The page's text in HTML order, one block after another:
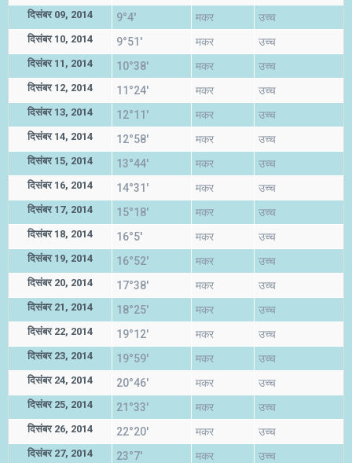
दिसंबर 09, 2014 9°4' मकर उच्च
दिसंबर 10, 2014 9°51' मकर उच्च
दिसंबर 11, 2014 10°38' मकर उच्च
दिसंबर 12, 2014 11°24' मकर उच्च
दिसंबर 13, 2014 12°11' मकर उच्च
दिसंबर 14, 2014 12°58' मकर उच्च
दिसंबर 15, 2014 13°44' मकर उच्च
दिसंबर 16, 2014 14°31' मकर उच्च
दिसंबर 17, 2014 15°18' मकर उच्च
दिसंबर 18, 2014 16°5' मकर उच्च
दिसंबर 19, 2014 16°52' मकर उच्च
दिसंबर 20, 2014 17°38' मकर उच्च
दिसंबर 21, 2014 18°25' मकर उच्च
दिसंबर 22, 2014 19°12' मकर उच्च
दिसंबर 23, 2014 19°59' मकर उच्च
दिसंबर 24, 2014 20°46' मकर उच्च
दिसंबर 25, 2014 21°33' मकर उच्च
दिसंबर 26, 2014 22°20' मकर उच्च
दिसंबर 27, 2014 23°7' मकर उच्च